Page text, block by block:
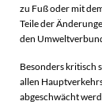
zu Fuß oder mit
Teile der
den
Besonders kritisch
allen
abgeschwächt